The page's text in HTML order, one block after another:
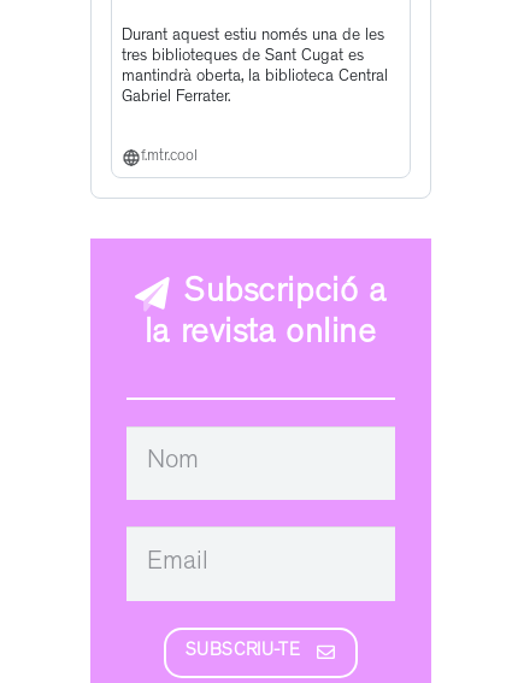
Durant aquest estiu només una de les
tres biblioteques de Sant Cugat es
mantindrà oberta, la biblioteca Central
Gabriel Ferrater.
f.mtr.cool
Subscripció a
la revista online
SUBSCRIU-TE